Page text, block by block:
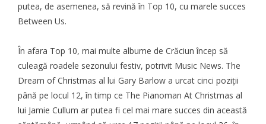
putea, de asemenea, să revină în Top 10, cu marele succes
Between Us.
În afara Top 10, mai multe albume de Crăciun încep să
culeagă roadele sezonului festiv, potrivit Music News. The
Dream ofChristmas al lui Gary Barlow a urcat cinci poziții
până pe locul 12, în timp ce The Pianoman At Christmas al
lui Jamie Cullum ar putea fi cel mai mare succes din această